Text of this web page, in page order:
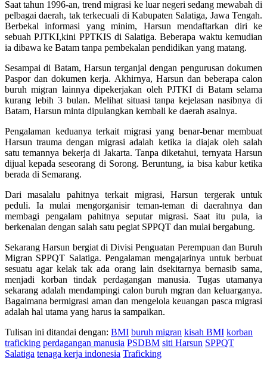
Saat tahun 1996-an, trend migrasi ke luar negeri sedang mewabah di
pelbagai daerah, tak terkecuali di Kabupaten Salatiga, Jawa Tengah.
Berbekal informasi yang minim, Harsun mendaftarkan diri ke
sebuah PJTKI,kini PPTKIS di Salatiga. Beberapa waktu kemudian
ia dibawa ke Batam tanpa pembekalan pendidikan yang matang.
Sesampai di Batam, Harsun terganjal dengan pengurusan dokumen
Paspor dan dokumen kerja. Akhirnya, Harsun dan beberapa calon
buruh migran lainnya dipekerjakan oleh PJTKI di Batam selama
kurang lebih 3 bulan. Melihat situasi tanpa kejelasan nasibnya di
Batam, Harsun minta dipulangkan kembali ke daerah asalnya.
Pengalaman keduanya terkait migrasi yang benar-benar membuat
Harsun trauma dengan migrasi adalah ketika ia diajak oleh salah
satu temannya bekerja di Jakarta. Tanpa diketahui, ternyata Harsun
dijual kepada seseorang di Sorong. Beruntung, ia bisa kabur ketika
berada di Semarang.
Dari masalalu pahitnya terkait migrasi, Harsun tergerak untuk
peduli. Ia mulai mengorganisir teman-teman di daerahnya dan
membagi pengalam pahitnya seputar migrasi. Saat itu pula, ia
berkenalan dengan salah satu pegiat SPPQT dan mulai bergabung.
Sekarang Harsun bergiat di Divisi Penguatan Perempuan dan Buruh
Migran SPPQT Salatiga. Pengalaman mengajarinya untuk berbuat
sesuatu agar kelak tak ada orang lain dsekitarnya bernasib sama,
menjadi korban tindak perdagangan manusia. Tugas utamanya
sekarang adalah mendampingi calon buruh mgran dan keluarganya.
Bagaimana bermigrasi aman dan mengelola keuangan pasca migrasi
adalah hal utama yang harus ia sampaikan.
Tulisan ini ditandai dengan: BMI buruh migran kisah BMI korban
traficking perdagangan manusia PSDBM siti Harsun SPPQT
Salatiga tenaga kerja indonesia Traficking